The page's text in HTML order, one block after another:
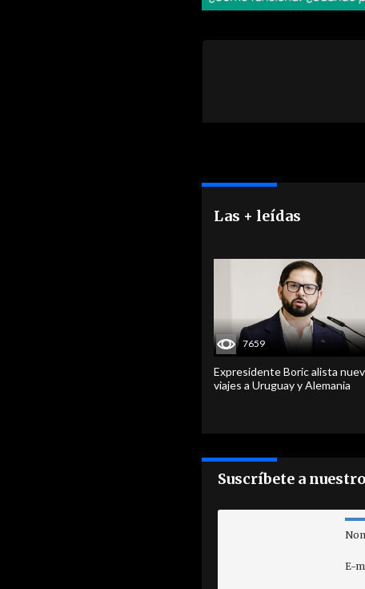
Las + leídas
7659
Expresidente Boric alista
viajes a Uruguay y Alemania
Suscríbete a
E-